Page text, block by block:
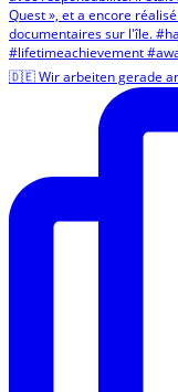
🇩🇪 Wir arbeiten gerade